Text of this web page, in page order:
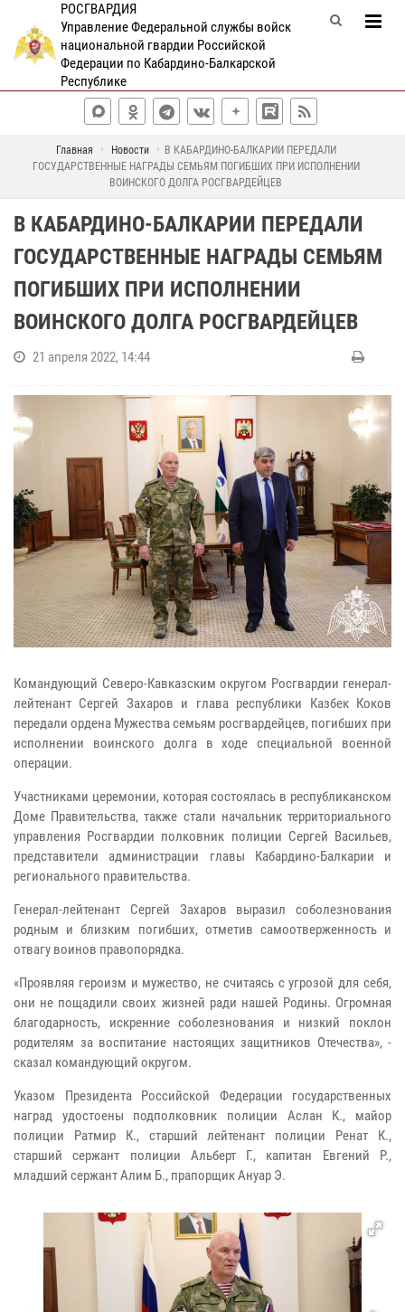
РОСГВАРДИЯ
Управление Федеральной службы войск
национальной гвардии Российской
Федерации по Кабардино-Балкарской
Республике
Главная Новости
В КАБАРДИНО-БАЛКАРИИ ПЕРЕДАЛИ
ГОСУДАРСТВЕННЫЕ НАГРАДЫ СЕМЬЯМ ПОГИБШИХ ПРИ ИСПОЛНЕНИИ
ВОИНСКОГО ДОЛГА РОСГВАРДЕЙЦЕВ
В КАБАРДИНО-БАЛКАРИИ ПЕРЕДАЛИ
ГОСУДАРСТВЕННЫЕ НАГРАДЫ СЕМЬЯМ
ПОГИБШИХ ПРИ ИСПОЛНЕНИИ
ВОИНСКОГО ДОЛГА РОСГВАРДЕЙЦЕВ
21 апреля 2022, 14:44
Командующий Северо-Кавказским округом Росгвардии генерал-
лейтенант Сергей Захаров и глава республики Казбек Коков
передали ордена Мужества семьям росгвардейцев, погибших при
исполнении воинского долга в ходе специальной военной
операции.
Участниками церемонии, которая состоялась в республиканском
Доме Правительства, также стали начальник территориального
управления Росгвардии полковник полиции Сергей Васильев,
представители администрации главы Кабардино-Балкарии и
регионального правительства.
Генерал-лейтенант Сергей Захаров выразил соболезнования
родным и близким погибших, отметив самоотверженность и
отвагу воинов правопорядка.
«Проявляя героизм и мужество, не считаясь с угрозой для себя,
они не пощадили своих жизней ради нашей Родины. Огромная
благодарность, искренние соболезнования и низкий поклон
родителям за воспитание настоящих защитников Отечества», -
сказал командующий округом.
Указом Президента Российской Федерации государственных
наград удостоены подполковник полиции Аслан К., майор
полиции Ратмир К., старший лейтенант полиции Ренат К.,
старший сержант полиции Альберт Г., капитан Евгений Р.,
младший сержант Алим Б., прапорщик Ануар Э.